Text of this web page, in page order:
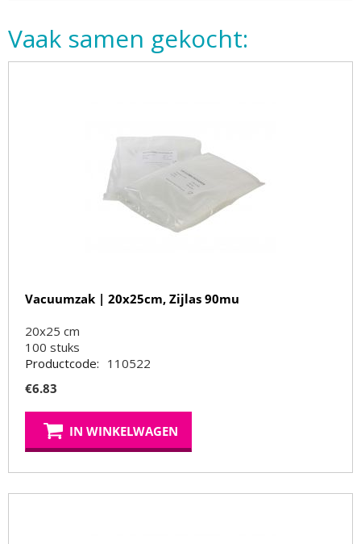
Vaak samen gekocht:
Vacuumzak | 20x25cm, Zijlas 90mu
20x25 cm
100 stuks
Productcode: 110522
€6.83
IN WINKELWAGEN